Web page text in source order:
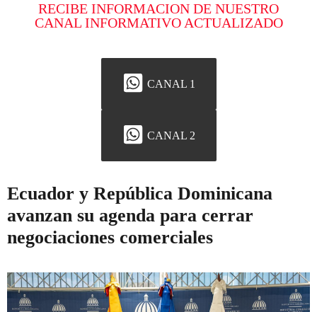
RECIBE INFORMACION DE NUESTRO
CANAL INFORMATIVO ACTUALIZADO
CANAL 1
CANAL 2
Ecuador y República Dominicana
avanzan su agenda para cerrar
negociaciones comerciales